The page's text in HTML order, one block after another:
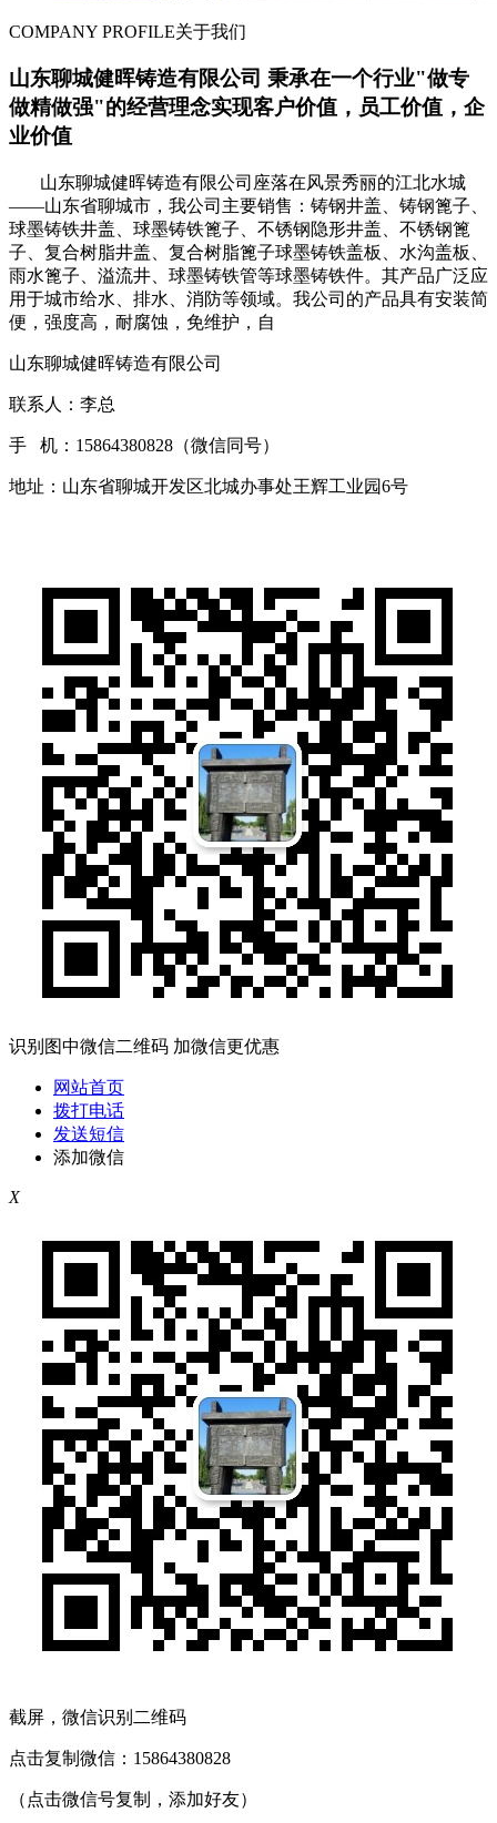
COMPANY PROFILE关于我们
山东聊城健晖铸造有限公司 秉承在一个行业"做专
做精做强"的经营理念实现客户价值，员工价值，企
业价值
山东聊城健晖铸造有限公司座落在风景秀丽的江北水城
——山东省聊城市，我公司主要销售：铸钢井盖、铸钢篦子、
球墨铸铁井盖、球墨铸铁篦子、不锈钢隐形井盖、不锈钢篦
子、复合树脂井盖、复合树脂篦子球墨铸铁盖板、水沟盖板、
雨水篦子、溢流井、球墨铸铁管等球墨铸铁件。其产品广泛应
用于城市给水、排水、消防等领域。我公司的产品具有安装简
便，强度高，耐腐蚀，免维护，自
山东聊城健晖铸造有限公司
联系人：李总
手 机：15864380828（微信同号）
地址：山东省聊城开发区北城办事处王辉工业园6号
识别图中微信二维码 加微信更优惠
网站首页
拨打电话
发送短信
添加微信
X
截屏，微信识别二维码
点击复制微信：15864380828
（点击微信号复制，添加好友）